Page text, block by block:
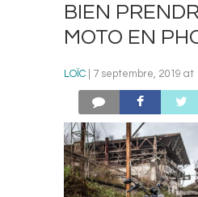
BIEN
MOTO EN
LOÏC | 7 septembre, 2019 at